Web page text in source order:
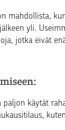
mahdollista,
yli.
jotka eivät
paljon käytät